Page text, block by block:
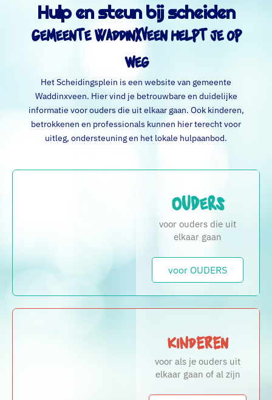
Hulp en steun bij scheiden
Gemeente Waddinxveen helpt je op
weg
Het Scheidingsplein is een website van gemeente
Waddinxveen. Hier vind je betrouwbare en duidelijke
informatie voor ouders die uit elkaar gaan. Ook kinderen,
betrokkenen en professionals kunnen hier terecht voor
uitleg, ondersteuning en het lokale hulpaanbod.
Ouders
voor ouders die uit
elkaar gaan
voor OUDERS
Kinderen
voor als je ouders uit
elkaar gaan of al zijn